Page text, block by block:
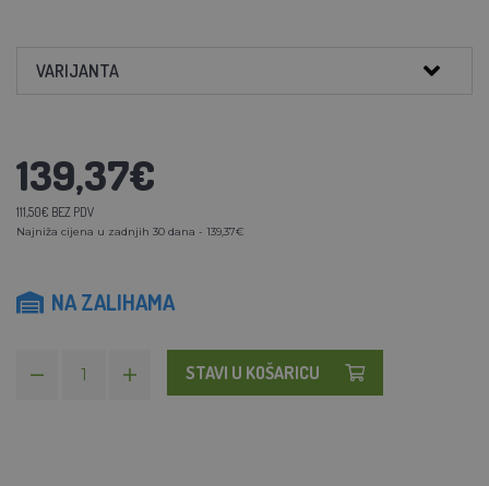
VARIJANTA
139,37€
111,50€ BEZ PDV
Najniža cijena u zadnjih 30 dana - 139,37€
NA ZALIHAMA
STAVI U KOŠARICU